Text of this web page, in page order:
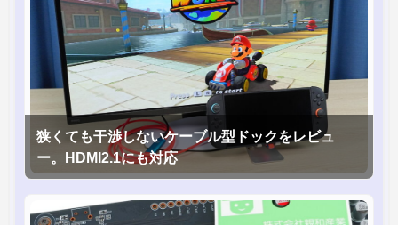
狭くても干渉しないケーブル型ドックをレビュ
ー。HDMI2.1にも対応